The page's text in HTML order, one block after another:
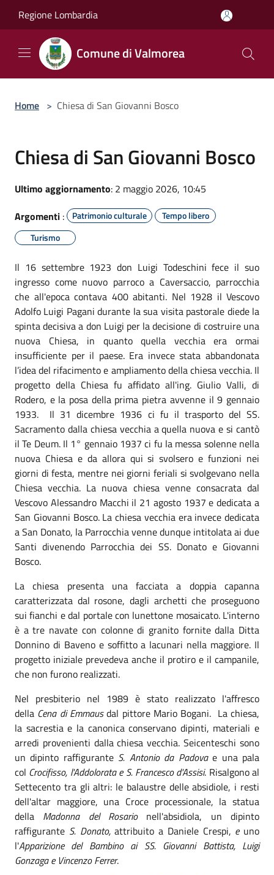
Regione Lombardia
Comune di Valmorea
Home > Chiesa di San Giovanni Bosco
Chiesa di San Giovanni Bosco
Ultimo aggiornamento: 2 maggio 2026, 10:45
Argomenti : Patrimonio culturale
Tempo libero
Turismo
Il 16 settembre 1923 don Luigi Todeschini fece il suo
ingresso come nuovo parroco a Caversaccio, parrocchia
che all'epoca contava 400 abitanti. Nel 1928 il Vescovo
Adolfo Luigi Pagani durante la sua visita pastorale diede la
spinta decisiva a don Luigi per la decisione di costruire una
nuova Chiesa, in quanto quella vecchia era ormai
insufficiente per il paese. Era invece stata abbandonata
l’idea del rifacimento e ampliamento della chiesa vecchia. Il
progetto della Chiesa fu affidato all'ing. Giulio Valli, di
Rodero, e la posa della prima pietra avvenne il 9 gennaio
1933. Il 31 dicembre 1936 ci fu il trasporto del SS.
Sacramento dalla chiesa vecchia a quella nuova e si cantò
il Te Deum. Il 1° gennaio 1937 ci fu la messa solenne nella
nuova Chiesa e da allora qui si svolsero e funzioni nei
giorni di festa, mentre nei giorni feriali si svolgevano nella
Chiesa vecchia. La nuova chiesa venne consacrata dal
Vescovo Alessandro Macchi il 21 agosto 1937 e dedicata a
San Giovanni Bosco. La chiesa vecchia era invece dedicata
a San Donato, la Parrocchia venne dunque intitolata ai due
Santi divenendo Parrocchia dei SS. Donato e Giovanni
Bosco.
La chiesa presenta una facciata a doppia capanna
caratterizzata dal rosone, dagli archetti che proseguono
sui fianchi e dal portale con lunettone mosaicato. L'interno
è a tre navate con colonne di granito fornite dalla Ditta
Donnino di Baveno e soffitto a lacunari nella maggiore. Il
progetto iniziale prevedeva anche il protiro e il campanile,
che non furono realizzati.
Nel presbiterio nel 1989 è stato realizzato l'affresco
della Cena di Emmausdal pittore Mario Bogani. La chiesa,
la sacrestia e la canonica conservano dipinti, materiali e
arredi provenienti dalla chiesa vecchia. Seicenteschi sono
un dipinto raffigurante S. Antonio da Padovae una pala
col Crocifisso, l'Addolorata e S. Francesco d'Assisi. Risalgono al
Settecento tra gli altri: le balaustre delle absidiole, i resti
dell'altar maggiore, una Croce processionale, la statua
della Madonna del Rosarionell'absidiola, un dipinto
raffigurante S. Donato,attribuito a Daniele Crespi, e uno
l'Apparizione del Bambino ai SS. Giovanni Battista, Luigi
Gonzaga e Vincenzo Ferrer.